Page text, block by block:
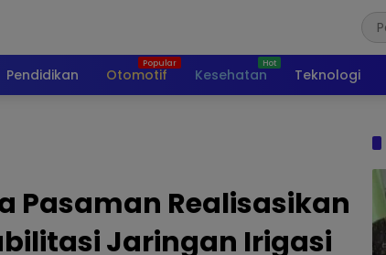
Pendidikan Otomotif Kesehatan Teknologi
Pasaman Realisasikan
Jaringan Irigasi